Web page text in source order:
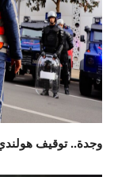
وجدة.. توقيف